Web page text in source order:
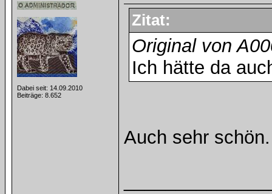
Dabei seit: 14.09.2010
Beiträge: 8.652
Zitat:
Original von
Ich hätte da
Auch sehr